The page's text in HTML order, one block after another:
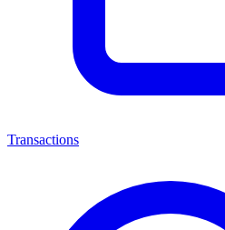
Transactions